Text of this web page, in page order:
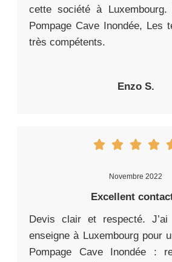
cette société à
Pompage Cave Inondée, Les
très compétents.
Enzo S.
Novembre 2022
Excellent
Devis clair et respecté. J’ai
enseigne à Luxembourg pour
Pompage Cave Inondée :